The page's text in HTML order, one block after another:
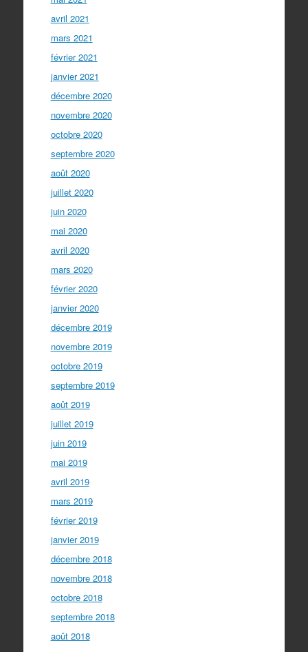
avril 2021
mars 2021
février 2021
janvier 2021
décembre 2020
novembre 2020
octobre 2020
septembre 2020
août 2020
juillet 2020
juin 2020
mai 2020
avril 2020
mars 2020
février 2020
janvier 2020
décembre 2019
novembre 2019
octobre 2019
septembre 2019
août 2019
juillet 2019
juin 2019
mai 2019
avril 2019
mars 2019
février 2019
janvier 2019
décembre 2018
novembre 2018
octobre 2018
septembre 2018
août 2018